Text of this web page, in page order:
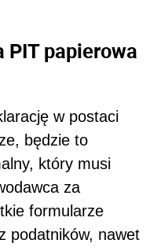
PIT papierowa
w postaci
będzie to
który musi
za
formularze
podatników, nawet